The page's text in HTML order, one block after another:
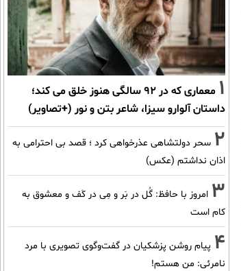
1
معماری که در 92 سالگی هنوز خلق می کند؛
داستان آلوارو سیزا، شاعر بتن و نور (+تصاویر)
2 سحر دولتشاهی عذرخواهی کرد ؛ قصد بی احترامی به
اذان نداشتم (عکس)
3 امروز با حافظ: گُل در بَر و مِی در کَف و معشوق به
کام است
4 پیام روشن پزشکیان در گفت‌و‌گوی تصویری با مرد
نامرئی: من هستم!